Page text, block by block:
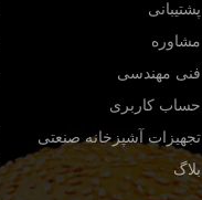
پشتیبانی
مشاوره
فنی مهندسی
حساب کاربری
تجهیزات آشپزخانه صنعتی
بلاگ